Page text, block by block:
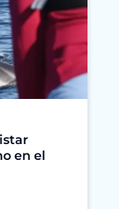
en el